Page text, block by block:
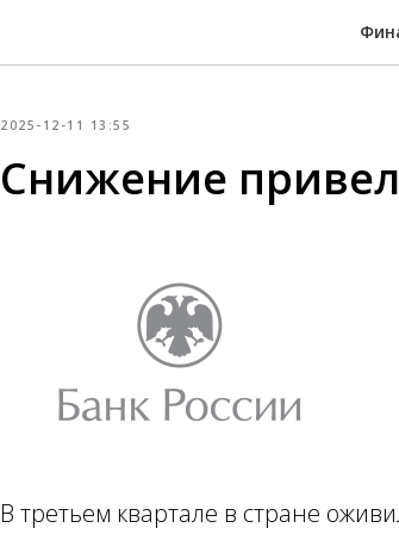
2025-12-11 13:55
Снижение
В третьем квартале в стране